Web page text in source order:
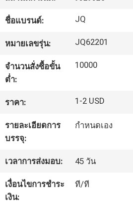
กับ
เรา
ทัวร์
โรงงาน
ควบคุม
คุณภาพ
ติดต่อ
ชื่อแบรนด์: JQ
หมายเลขรุ่น: JQ62201
จำนวนสั่งซื้อขั้น
ต่ำ:
10000
ราคา: 1-2 USD
รายละเอียดการ
บรรจุ:
กำหนดเอง
เวลาการส่งมอบ: 45 วัน
เงื่อนไขการชำระ
เงิน:
ที/ที